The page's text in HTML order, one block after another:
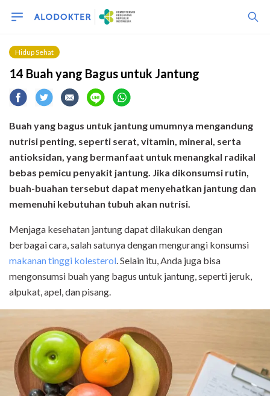
Hidup Sehat
14 Buah yang Bagus untuk Jantung
Buah yang bagus untuk jantung umumnya mengandung
nutrisi penting, seperti serat, vitamin, mineral, serta
antioksidan, yang bermanfaat untuk menangkal radikal
bebas pemicu penyakit jantung. Jika dikonsumsi rutin,
buah-buahan tersebut dapat menyehatkan jantung dan
memenuhi kebutuhan tubuh akan nutrisi.
Menjaga kesehatan jantung dapat dilakukan dengan
berbagai cara, salah satunya dengan mengurangi konsumsi
makanan tinggi kolesterol. Selain itu, Anda juga bisa
mengonsumsi buah yang bagus untuk jantung, seperti jeruk,
alpukat, apel, dan pisang.